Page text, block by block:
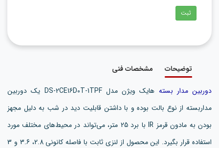
ثبت
توضیحات مشخصات فنی
دوربین مدار بسته
هایک ویژن مدل DS-2CE16D0T-1TPF یک دوربین
مداربسته از نوع بالت بوده و با داشتن قابلیت دید در شب به دلیل مجهز
بودن به مادون قرمز IR با برد 25 متر، می‌تواند در محیط‌های مختلف مورد
استفاده قرار بگیرد. این محصول از لنزی ثابت با فاصله کانونی 2.8، 3.6 و 3